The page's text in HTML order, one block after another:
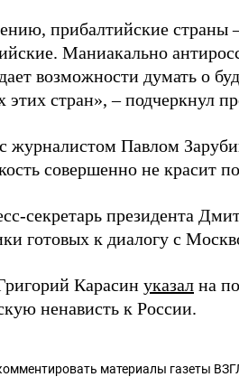
прибалтийские страны
Маниакально
возможности думать о
этих стран», – подчеркнул
журналистом Павлом
совершенно не красит
секретарь президента
готовых к диалогу с
Карасин указал на
ненависть к России.
материалы газеты